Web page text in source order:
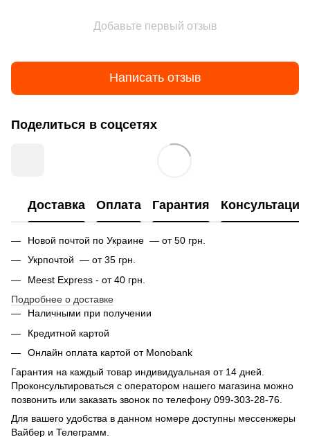
Добавьте первый отзыв
Написать отзыв
Поделиться в соцсетях
Доставка Оплата Гарантия Консультация
Новой почтой по Украине — от 50 грн.
Укрпочтой — от 35 грн.
Meest Express - от 40 грн.
Подробнее о доставке
Наличными при получении
Кредитной картой
Онлайн оплата картой от Monobank
Гарантия на каждый товар индивидуальная от 14 дней.
Проконсультироваться с оператором нашего магазина можно
позвонить или заказать звонок по телефону 099-303-28-76.
Для вашего удобства в данном номере доступны мессенжеры
Вайбер и Телеграмм.